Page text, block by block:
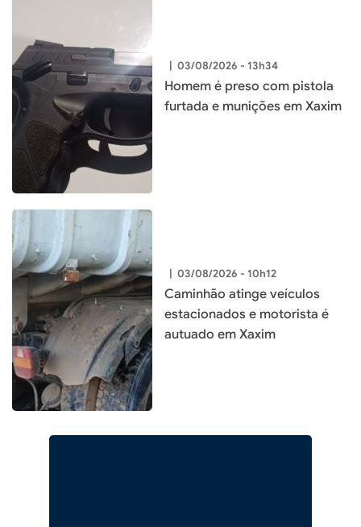
| 03/08/2026 - 13h34
Homem é preso com pistola
furtada e munições em Xaxim
| 03/08/2026 - 10h12
Caminhão atinge veículos
estacionados e motorista é
autuado em Xaxim